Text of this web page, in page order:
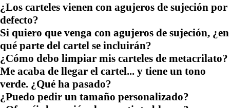
¿Los carteles vienen con agujeros de sujeción por
defecto?
Si quiero que venga con agujeros de sujeción, ¿en
qué parte del cartel se incluirán?
¿Cómo debo limpiar mis carteles de metacrilato?
Me acaba de llegar el cartel... y tiene un tono
verde. ¿Qué ha pasado?
¿Puedo pedir un tamaño personalizado?